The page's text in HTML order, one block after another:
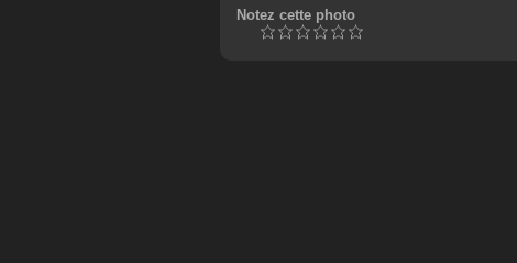
Notez cette photo